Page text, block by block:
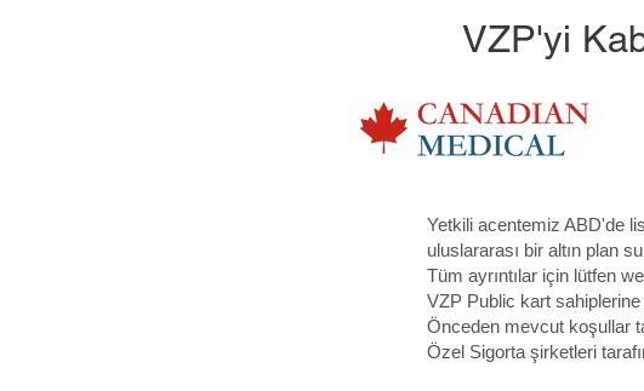
VZP'yi
Yetkili acentemiz ABD'de
uluslararası bir altın plan
Tüm ayrıntılar için lütfen
VZP Public kart sahiplerine
Önceden mevcut koşullar
Özel Sigorta şirketleri